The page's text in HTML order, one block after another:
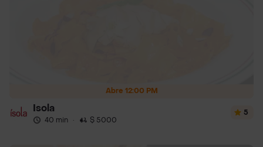
Abre 12:00 PM
Isola
40 min · $ 5000
5